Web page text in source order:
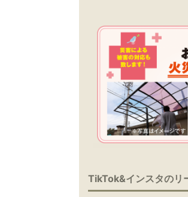
TikTok&インスタのリ